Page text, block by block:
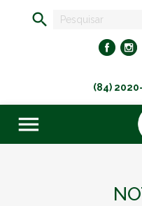
search
(84)
menu